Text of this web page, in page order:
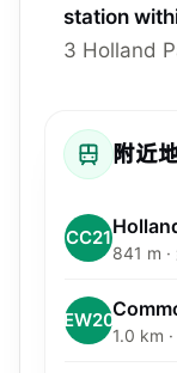
station
3 Holland
附近
CC21
841 m ·
EW20
1.0 km